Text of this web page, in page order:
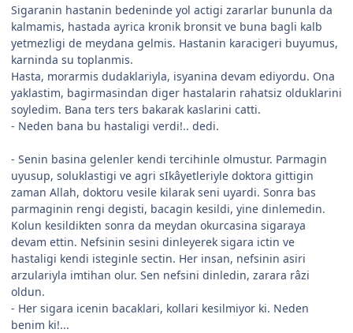
Sigaranin hastanin bedeninde yol actigi zararlar bununla da
kalmamis, hastada ayrica kronik bronsit ve buna bagli kalb
yetmezligi de meydana gelmis. Hastanin karacigeri buyumus,
karninda su toplanmis.
Hasta, morarmis dudaklariyla, isyanina devam ediyordu. Ona
yaklastim, bagirmasindan diger hastalarin rahatsiz olduklarini
soyledim. Bana ters ters bakarak kaslarini catti.
- Neden bana bu hastaligi verdi!.. dedi.
- Senin basina gelenler kendi tercihinle olmustur. Parmagin
uyusup, soluklastigi ve agri sIkâyetleriyle doktora gittigin
zaman Allah, doktoru vesile kilarak seni uyardi. Sonra bas
parmaginin rengi degisti, bacagin kesildi, yine dinlemedin.
Kolun kesildikten sonra da meydan okurcasina sigaraya
devam ettin. Nefsinin sesini dinleyerek sigara ictin ve
hastaligi kendi isteginle sectin. Her insan, nefsinin asiri
arzulariyla imtihan olur. Sen nefsini dinledin, zarara râzi
oldun.
- Her sigara icenin bacaklari, kollari kesilmiyor ki. Neden
benim ki!...